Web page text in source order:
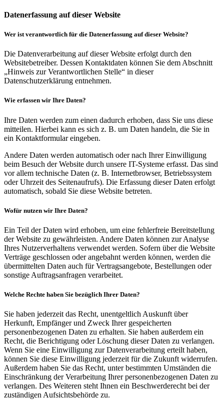
Datenerfassung auf dieser Website
Wer ist verantwortlich für die Datenerfassung auf dieser Website?
Die Datenverarbeitung auf dieser Website erfolgt durch den
Websitebetreiber. Dessen Kontaktdaten können Sie dem Abschnitt
„Hinweis zur Verantwortlichen Stelle“ in dieser
Datenschutzerklärung entnehmen.
Wie erfassen wir Ihre Daten?
Ihre Daten werden zum einen dadurch erhoben, dass Sie uns diese
mitteilen. Hierbei kann es sich z. B. um Daten handeln, die Sie in
ein Kontaktformular eingeben.
Andere Daten werden automatisch oder nach Ihrer Einwilligung
beim Besuch der Website durch unsere IT-Systeme erfasst. Das sind
vor allem technische Daten (z. B. Internetbrowser, Betriebssystem
oder Uhrzeit des Seitenaufrufs). Die Erfassung dieser Daten erfolgt
automatisch, sobald Sie diese Website betreten.
Wofür nutzen wir Ihre Daten?
Ein Teil der Daten wird erhoben, um eine fehlerfreie Bereitstellung
der Website zu gewährleisten. Andere Daten können zur Analyse
Ihres Nutzerverhaltens verwendet werden. Sofern über die Website
Verträge geschlossen oder angebahnt werden können, werden die
übermittelten Daten auch für Vertragsangebote, Bestellungen oder
sonstige Auftragsanfragen verarbeitet.
Welche Rechte haben Sie bezüglich Ihrer Daten?
Sie haben jederzeit das Recht, unentgeltlich Auskunft über
Herkunft, Empfänger und Zweck Ihrer gespeicherten
personenbezogenen Daten zu erhalten. Sie haben außerdem ein
Recht, die Berichtigung oder Löschung dieser Daten zu verlangen.
Wenn Sie eine Einwilligung zur Datenverarbeitung erteilt haben,
können Sie diese Einwilligung jederzeit für die Zukunft widerrufen.
Außerdem haben Sie das Recht, unter bestimmten Umständen die
Einschränkung der Verarbeitung Ihrer personenbezogenen Daten zu
verlangen. Des Weiteren steht Ihnen ein Beschwerderecht bei der
zuständigen Aufsichtsbehörde zu.